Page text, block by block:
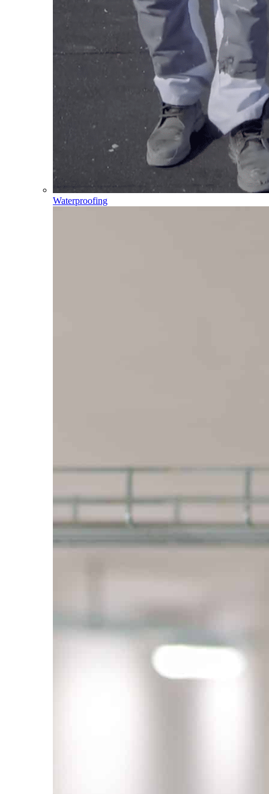
Waterproofing